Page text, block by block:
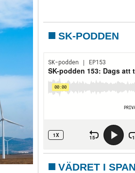
SK-PODDEN
VÄDRET I